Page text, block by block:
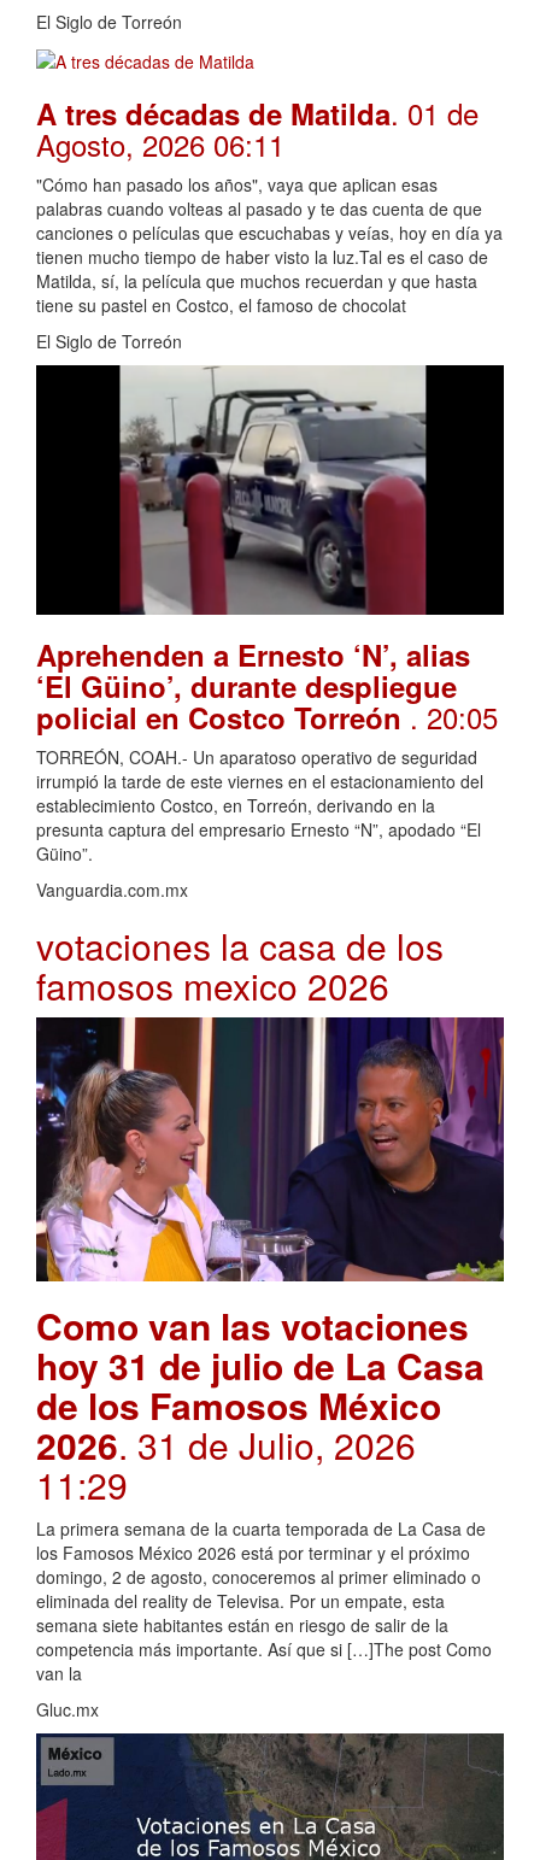
El Siglo de Torreón
A tres décadas de Matilda. 01 de
Agosto, 2026 06:11
"Cómo han pasado los años", vaya que aplican esas
palabras cuando volteas al pasado y te das cuenta de que
canciones o películas que escuchabas y veías, hoy en día ya
tienen mucho tiempo de haber visto la luz.Tal es el caso de
Matilda, sí, la película que muchos recuerdan y que hasta
tiene su pastel en Costco, el famoso de chocolat
El Siglo de Torreón
Aprehenden a Ernesto ‘N’, alias
‘El Güino’, durante despliegue
policial en Costco Torreón. 20:05
TORREÓN, COAH.- Un aparatoso operativo de seguridad
irrumpió la tarde de este viernes en el estacionamiento del
establecimiento Costco, en Torreón, derivando en la
presunta captura del empresario Ernesto “N”, apodado “El
Güino”.
Vanguardia.com.mx
votaciones la casa de los
famosos mexico 2026
Como van las votaciones
hoy 31 de julio de La Casa
de los Famosos México
2026. 31 de Julio, 2026
11:29
La primera semana de la cuarta temporada de La Casa de
los Famosos México 2026 está por terminar y el próximo
domingo, 2 de agosto, conoceremos al primer eliminado o
eliminada del reality de Televisa. Por un empate, esta
semana siete habitantes están en riesgo de salir de la
competencia más importante. Así que si […]The post Como
van la
Gluc.mx